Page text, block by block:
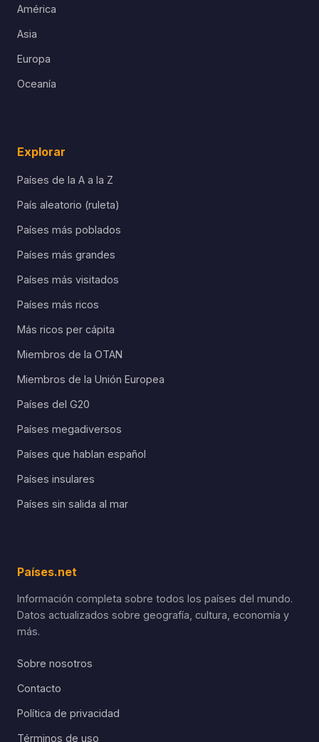
América
Asia
Europa
Oceanía
Explorar
Países de la A a la Z
País aleatorio (ruleta)
Países más poblados
Países más grandes
Países más visitados
Países más ricos
Más ricos per cápita
Miembros de la OTAN
Miembros de la Unión Europea
Países del G20
Países megadiversos
Países que hablan español
Países insulares
Países sin salida al mar
Países.net
Información completa sobre todos los países del mundo.
Datos actualizados sobre geografía, cultura, economía y
más.
Sobre nosotros
Contacto
Política de privacidad
Términos de uso